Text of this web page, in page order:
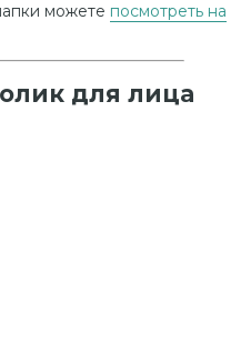
можете посмотреть на
для лица